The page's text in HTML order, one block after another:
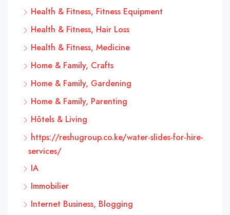
Health & Fitness, Fitness Equipment
Health & Fitness, Hair Loss
Health & Fitness, Medicine
Home & Family, Crafts
Home & Family, Gardening
Home & Family, Parenting
Hôtels & Living
https://reshugroup.co.ke/water-slides-for-hire-
services/
IA
Immobilier
Internet Business, Blogging